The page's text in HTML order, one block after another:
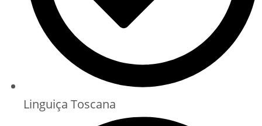
Linguiça Toscana